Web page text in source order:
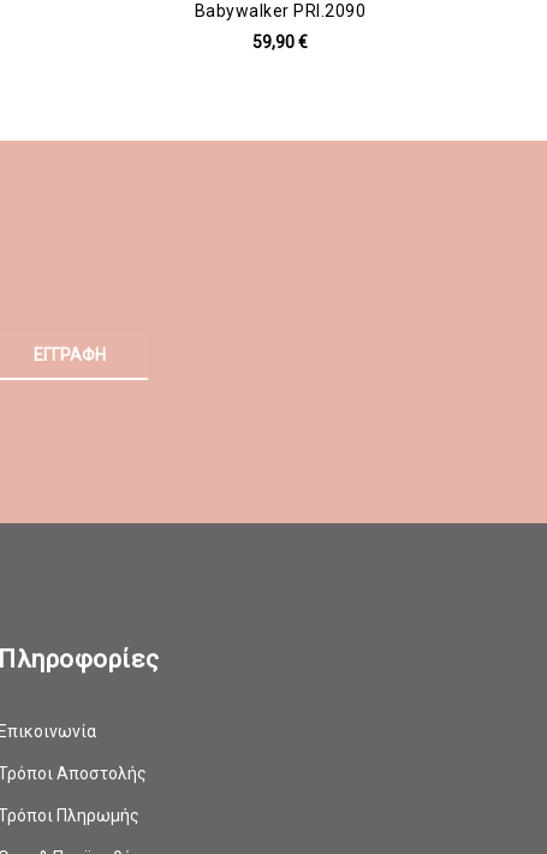
Babywalker PRI.2090
59,90 €
ΕΓΓΡΑΦΗ
Πληροφορίες
Επικοινωνία
Αποστολής
Πληρωμής